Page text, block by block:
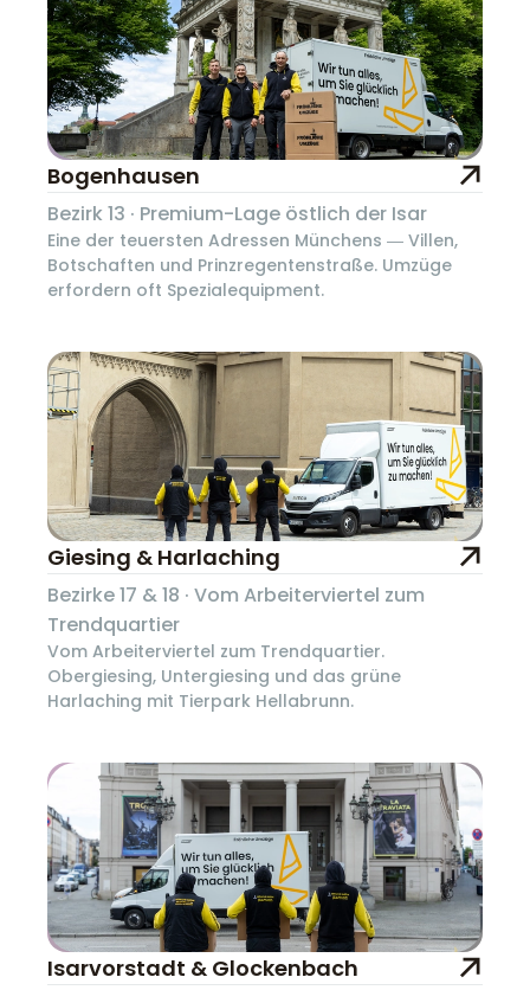
Bogenhausen
Bezirk 13 · Premium-Lage östlich der Isar
Eine der teuersten Adressen Münchens — Villen,
Botschaften und Prinzregentenstraße. Umzüge
erfordern oft Spezialequipment.
Giesing & Harlaching
Bezirke 17 & 18 · Vom Arbeiterviertel zum
Trendquartier
Vom Arbeiterviertel zum Trendquartier.
Obergiesing, Untergiesing und das grüne
Harlaching mit Tierpark Hellabrunn.
Isarvorstadt & Glockenbach